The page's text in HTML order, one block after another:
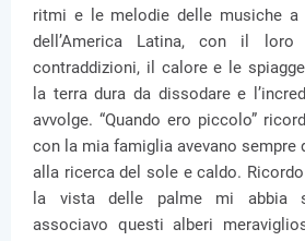
ritmi e le melodie delle musiche a
dell’America Latina, con il
contraddizioni, il calore e le
la terra dura da dissodare e
avvolge. “Quando ero piccolo”
con la mia famiglia avevano sempre
alla ricerca del sole e caldo.
la vista delle palme mi abbia
associavo questi alberi